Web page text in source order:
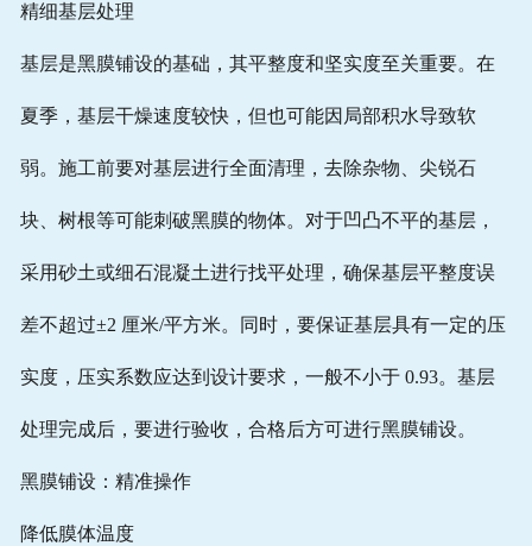
精细基层处理
基层是黑膜铺设的基础，其平整度和坚实度至关重要。在
夏季，基层干燥速度较快，但也可能因局部积水导致软
弱。施工前要对基层进行全面清理，去除杂物、尖锐石
块、树根等可能刺破黑膜的物体。对于凹凸不平的基层，
采用砂土或细石混凝土进行找平处理，确保基层平整度误
差不超过±2 厘米/平方米。同时，要保证基层具有一定的压
实度，压实系数应达到设计要求，一般不小于 0.93。基层
处理完成后，要进行验收，合格后方可进行黑膜铺设。
黑膜铺设：精准操作
降低膜体温度